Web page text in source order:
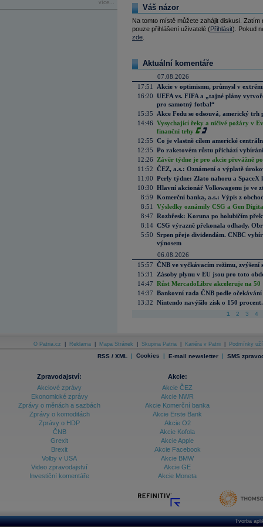
více...
Váš názor
Na tomto místě můžete zahájit diskusi.
pouze přihlášení uživatelé (Přihlásit). Pokud
zde
Aktuální komentáře
07.08.2026
17:51
Akcie v optimismu, průmysl v
16:20 UEFA vs. FIFA a „tajné plány
pro samotný fotbal“
15:35
Akce Fedu se odsouvá, americký
14:46 Vysychající řeky a ničivé požáry v
finanční trhy
12:55 Co je vlastně cílem americké
12:35 Po raketovém růstu přichází
12:26
Závěr týdne je pro akcie převážně
11:52 ČEZ, a.s.: Oznámení o výplatě
11:00 Perly týdne: Zlato nahoru a SpaceX
10:30 Hlavní akcionář Volkswagenu je ve
8:59 Komerční banka, a.s.: Výpis z
8:51
Výsledky oznámily CSG a Gen
8:47 Rozbřesk: Koruna po holubičím
8:14 CSG výrazně překonala odhady.
5:50 Srpen přeje dividendám. CNBC
výnosem
06.08.2026
15:57 ČNB ve vyčkávacím režimu, zvýšení
15:31
Zásoby plynu v EU jsou pro toto
14:47 Růst MercadoLibre akceleruje na
14:37 Bankovní rada ČNB podle
13:32 Nintendo navýšilo zisk o 150
1 2 3 4
O Patria.cz Reklama Mapa Stránek Skupina Patria Kariéra v Patrii Podmínky
RSS / XML | Cookies | E-mail newsletter | SMS
Zpravodajství:
Akciové zprávy
Ekonomické zprávy
Zprávy o měnách a sazbách
Zprávy o komoditách
Zprávy o HDP
ČNB
Grexit
Brexit
Volby v USA
Video zpravodajství
Investiční komentáře
Akcie:
Akcie ČEZ
Akcie NWR
Akcie Komerční banka
Akcie Erste Bank
Akcie O2
Akcie Kofola
Akcie Apple
Akcie Facebook
Akcie BMW
Akcie GE
Akcie Moneta
Tvorba